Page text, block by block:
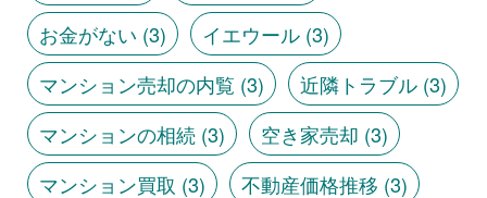
お金がない (3) イエウール(3)
マンション売却の内覧 (3) 近隣トラブル(3)
マンションの相続(3) 空き家売却 (3)
マンション買取 (3) 不動産価格推移 (3)